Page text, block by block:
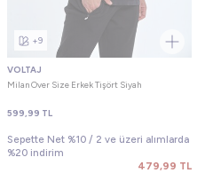
+9
VOLTAJ
Milan Over Size Erkek Tişört Siyah
599,99 TL
Sepette Net %10 / 2 ve üzeri alımlarda
%20 indirim
479,99 TL